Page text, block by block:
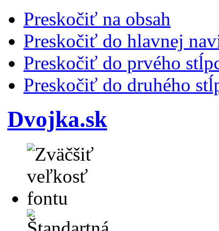
Preskočiť na obsah
Preskočiť do hlavnej
Preskočiť do prvého
Preskočiť do druhého
Dvojka.sk